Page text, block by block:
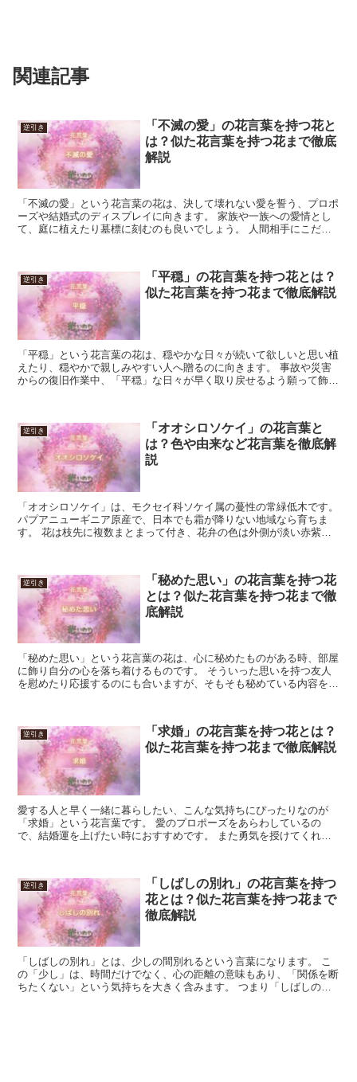
関連記事
逆引き
「不滅の愛」の花言葉を持つ花と
は？似た花言葉を持つ花まで徹底
解説
「不滅の愛」という花言葉の花は、決して壊れない愛を誓う、プロポ
ーズや結婚式のディスプレイに向きます。 家族や一族への愛情とし
て、庭に植えたり墓標に刻むのも良いでしょう。 人間相手にこだわ
逆引き
「平穏」の花言葉を持つ花とは？
似た花言葉を持つ花まで徹底解説
「平穏」という花言葉の花は、穏やかな日々が続いて欲しいと思い植
えたり、穏やかで親しみやすい人へ贈るのに向きます。 事故や災害
からの復旧作業中、「平穏」な日々が早く取り戻せるよう願って飾る
逆引き
「オオシロソケイ」の花言葉と
は？色や由来など花言葉を徹底解
説
「オオシロソケイ」は、モクセイ科ソケイ属の蔓性の常緑低木です。
パプアニューギニア原産で、日本でも霜が降りない地域なら育ちま
す。 花は枝先に複数まとまって付き、花弁の色は外側が淡い赤紫
逆引き
「秘めた思い」の花言葉を持つ花
とは？似た花言葉を持つ花まで徹
底解説
「秘めた思い」という花言葉の花は、心に秘めたものがある時、部屋
に飾り自分の心を落ち着けるものです。 そういった思いを持つ友人
を慰めたり応援するのにも合いますが、そもそも秘めている内容を教
逆引き
「求婚」の花言葉を持つ花とは？
似た花言葉を持つ花まで徹底解説
愛する人と早く一緒に暮らしたい、こんな気持ちにぴったりなのが
「求婚」という花言葉です。 愛のプロポーズをあらわしているの
で、結婚運を上げたい時におすすめです。 また勇気を授けてくれる
逆引き
「しばしの別れ」の花言葉を持つ
花とは？似た花言葉を持つ花まで
徹底解説
「しばしの別れ」とは、少しの間別れるという言葉になります。 こ
の「少し」は、時間だけでなく、心の距離の意味もあり、「関係を断
ちたくない」という気持ちを大きく含みます。 つまり「しばしの別